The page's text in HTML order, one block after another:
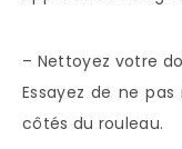
– Nettoyez votre
Essayez de ne
côtés du rouleau.